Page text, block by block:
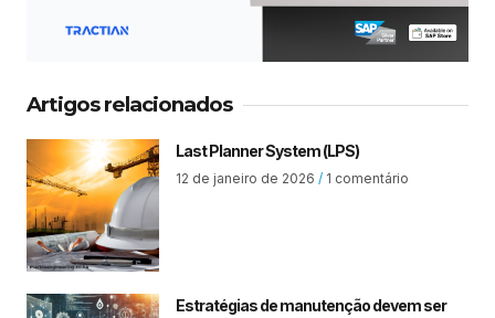
Artigos relacionados
Last Planner System (LPS)
12 de janeiro de 2026 1 comentário
Estratégias de manutenção devem ser